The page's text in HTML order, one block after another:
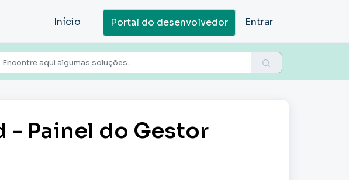
Início Portal do desenvolvedor Entrar
- Painel do Gestor